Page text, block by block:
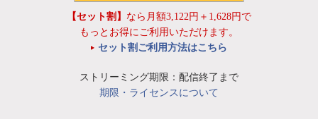
【セット割】 なら月額3,122円＋1,628円で
もっとお得にご利用いただけます。
セット割ご利用方法はこちら
ストリーミング期限：配信終了まで
期限・ライセンスについて